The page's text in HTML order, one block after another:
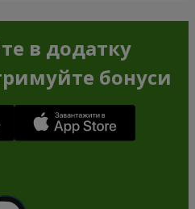
в додатку
бонуси